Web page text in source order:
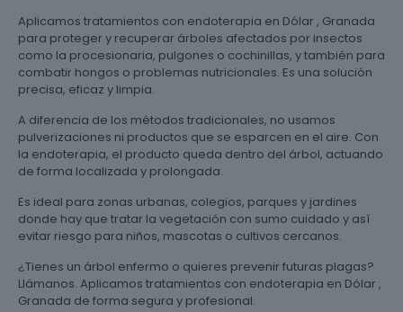
Aplicamos tratamientos con endoterapia en Dólar , Granada
para proteger y recuperar árboles afectados por insectos
como la procesionaria, pulgones o cochinillas, y también para
combatir hongos o problemas nutricionales. Es una solución
precisa, eficaz y limpia.
A diferencia de los métodos tradicionales, no usamos
pulverizaciones ni productos que se esparcen en el aire. Con
la endoterapia, el producto queda dentro del árbol, actuando
de forma localizada y prolongada.
Es ideal para zonas urbanas, colegios, parques y jardines
donde hay que tratar la vegetación con sumo cuidado y así
evitar riesgo para niños, mascotas o cultivos cercanos.
¿Tienes un árbol enfermo o quieres prevenir futuras plagas?
Llámanos. Aplicamos tratamientos con endoterapia en Dólar ,
Granada de forma segura y profesional.